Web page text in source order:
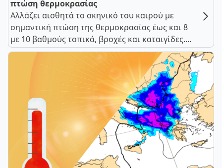
πτώση θερμοκρασίας
Αλλάζει αισθητά το σκηνικό του καιρού με
σημαντική πτώση της θερμοκρασίας έως και 8
με 10 βαθμούς τοπικά, βροχές και καταιγίδες....